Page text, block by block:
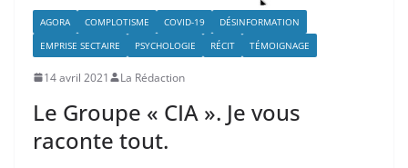
AGORA COMPLOTISME COVID-19
DÉSINFORMATION
EMPRISE SECTAIRE
PSYCHOLOGIE RÉCIT TÉMOIGNAGE
14 avril 2021 La Rédaction
Le Groupe « CIA ». Je vous
raconte tout.